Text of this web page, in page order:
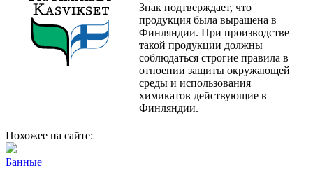
Знак подтверждает, что
продукция была выращена в
Финляндии. При производстве
такой продукции должны
соблюдаться строгие правила в
отноении защиты окружающей
среды и использования
химикатов действующие в
Финляндии.
Похожее на сайте:
Банные